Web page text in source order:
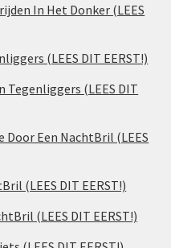
In Het Donker (LEES
(LEES DIT EERST!)
Tegenliggers (LEES DIT
Door Een NachtBril (LEES
(LEES DIT EERST!)
(LEES DIT EERST!)